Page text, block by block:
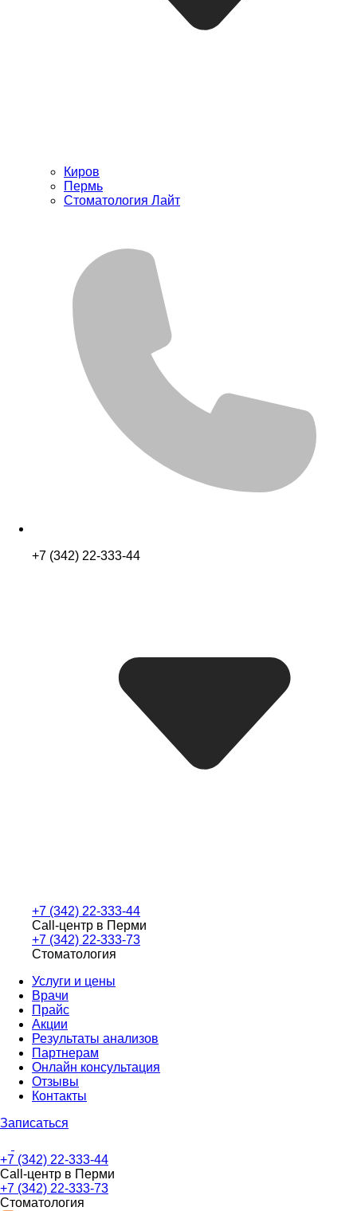
Киров
Пермь
Стоматология Лайт
+7 (342) 22-333-44
+7 (342) 22-333-44
Call-центр в Перми
+7 (342) 22-333-73
Стоматология
Услуги и цены
Врачи
Прайс
Акции
Результаты анализов
Партнерам
Онлайн консультация
Отзывы
Контакты
Записаться
+7 (342) 22-333-44
Call-центр в Перми
+7 (342) 22-333-73
Стоматология